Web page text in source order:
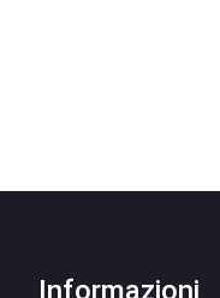
Informazioni